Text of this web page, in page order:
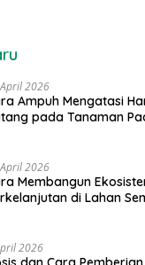
2026
Ampuh Mengatasi
pada Tanaman
2026
Membangun
di Lahan
2026